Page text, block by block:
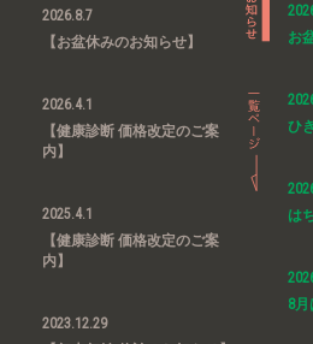
2026.8.7
【お盆休みのお知らせ】
2026.4.1
【健康診断 価格改定のご案
内】
2025.4.1
【健康診断 価格改定のご案
内】
2023.12.29
お
ひ
は
8月